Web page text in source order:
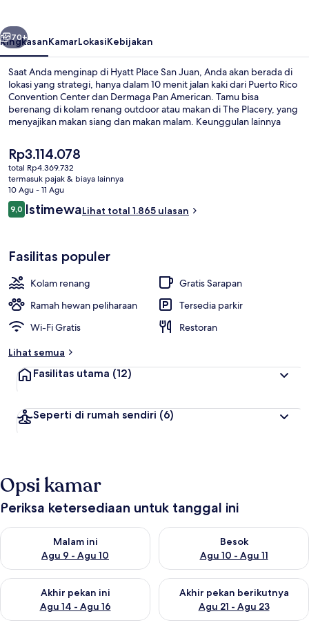
Berikutnya
70+
RingkasanKamarLokasiKebijakan
Saat Anda menginap di Hyatt Place San Juan, Anda akan berada di
lokasi yang strategi, hanya dalam 10 menit jalan kaki dari Puerto Rico
Convention Center dan Dermaga Pan American. Tamu bisa
berenang di kolam renang outdoor atau makan di The Placery, yang
menyajikan makan siang dan makan malam. Keunggulan lainnya
roti/camilan. Para traveler menyukai staf dan sarapan.
Harga
saat
ini
Rp3.114.078
Rp3.114.078
total Rp4.369.732
termasuk pajak & biaya lainnya
10 Agu - 11 Agu
Ulasan
9,09,0 dari 10
IstimewaLihat total 1.865 ulasan
Fasilitas populer
Kolam renang
Gratis Sarapan
Ramah hewan peliharaan
Tersedia parkir
Wi-Fi Gratis
Restoran
Lihat semua
Fasilitas utama (12)
Seperti di rumah sendiri (6)
Opsi kamar
Periksa ketersediaan untuk tanggal ini
Malam ini
Agu 9 - Agu 10
Periksa ketersediaan untuk malam ini Agu 9 - Agu 10
Besok
Agu 10 - Agu 11
Periksa ketersediaan untuk
Akhir pekan ini
Agu 14 - Agu 16
Periksa ketersediaan untuk akhir pekan ini Agu 14 - Agu 16
Akhir pekan berikutnya
Agu 21 - Agu 23
Periksa ketersediaan untuk